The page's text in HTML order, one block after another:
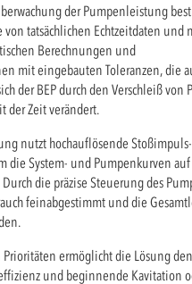
der Pumpenleistung
von tatsächlichen Echtzeitdaten und
Berechnungen und
mit eingebauten Toleranzen, die
der BEP durch den Verschleiß
Zeit verändert.
nutzt hochauflösende
die System- und Pumpenkurven
die präzise Steuerung des
feinabgestimmt und die
Prioritäten ermöglicht die Lösung
und beginnende Kavitation